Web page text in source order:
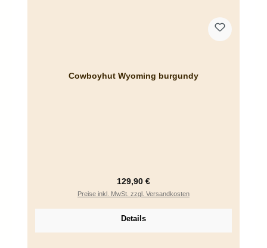
Cowboyhut Wyoming burgundy
Regulärer Preis:
129,90 €
Preise inkl. MwSt. zzgl. Versandkosten
Details